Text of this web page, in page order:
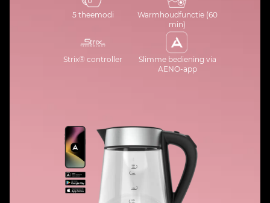
5 theemodi
Warmhoudfunctie (60
min)
Strix® controller
Slimme bediening via
AENO-app